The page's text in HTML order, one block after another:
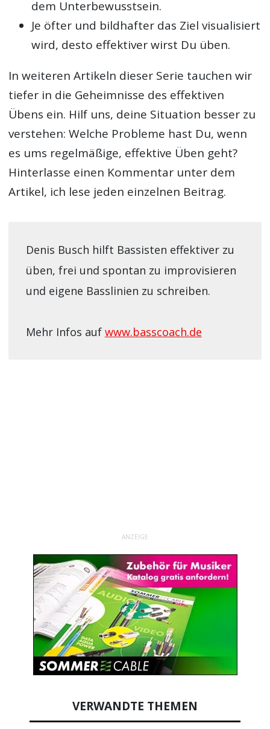
dem Unterbewusstsein.
Je öfter und bildhafter das Ziel visualisiert
wird, desto effektiver wirst Du üben.
In weiteren Artikeln dieser Serie tauchen wir
tiefer in die Geheimnisse des effektiven
Übens ein. Hilf uns, deine Situation besser zu
verstehen: Welche Probleme hast Du, wenn
es ums regelmäßige, effektive Üben geht?
Hinterlasse einen Kommentar unter dem
Artikel, ich lese jeden einzelnen Beitrag.
Denis Busch hilft Bassisten effektiver zu
üben, frei und spontan zu improvisieren
und eigene Basslinien zu schreiben.
Mehr Infos auf www.basscoach.de
ANZEIGE
VERWANDTE THEMEN